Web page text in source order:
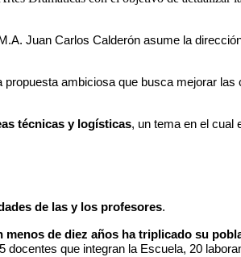
Juan Carlos Calderón asume la
ambiciosa que busca mejorar las
técnicas y logísticas, un tema en el cual
de las y los profesores.
menos de diez años ha triplicado su
que integran la Escuela, 20